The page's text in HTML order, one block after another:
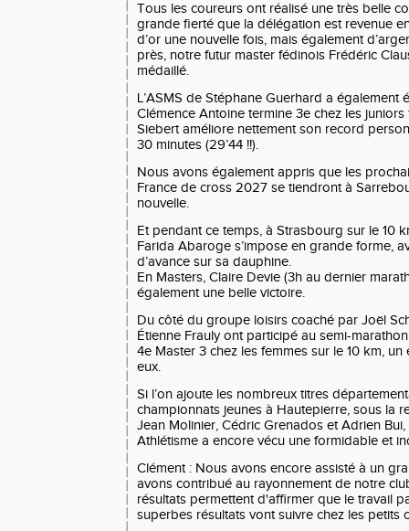
Tous les coureurs ont réalisé une très belle
grande fierté que la délégation est revenue
d’or une nouvelle fois, mais également
près, notre futur master fédinois Frédéric
médaillé.
L’ASMS de Stéphane Guerhard a également
Clémence Antoine termine 3e chez les
Siebert améliore nettement son record
30 minutes (29’44 !!).
Nous avons également appris que les
France de cross 2027 se tiendront à
nouvelle.
Et pendant ce temps, à Strasbourg sur le 10
Farida Abaroge s’impose en grande forme,
d’avance sur sa dauphine.
En Masters, Claire Devie (3h au dernier
également une belle victoire.
Du côté du groupe loisirs coaché par Joël
Étienne Frauly ont participé au semi-
4e Master 3 chez les femmes sur le 10 km, un
eux.
Si l’on ajoute les nombreux titres
championnats jeunes à Hautepierre, sous la
Jean Molinier, Cédric Grenados et Adrien
Athlétisme a encore vécu une formidable et
Clément : Nous avons encore assisté à un
avons contribué au rayonnement de notre
résultats permettent d'affirmer que le travail
superbes résultats vont suivre chez les